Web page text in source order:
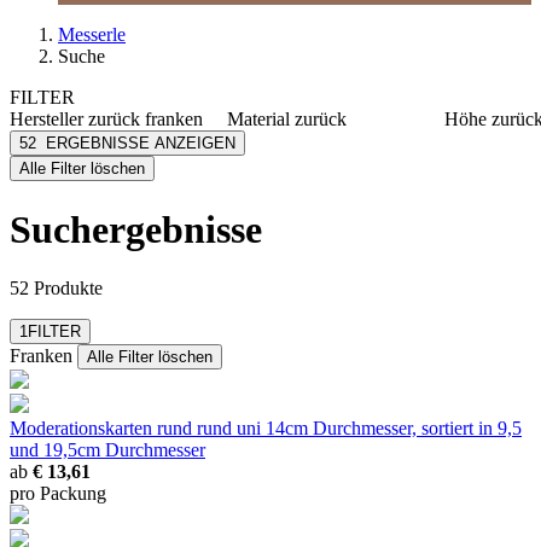
Messerle
Suche
FILTER
Herstellerzurück franken
Franken
[e] one
3M
mehr anzeigen
Material zurück
Filz
Höhe
52
ERGEBNISSE ANZEIGEN
Alle Filter löschen
Suchergebnisse
52 Produkte
1FILTER
Franken Alle Filter löschen
Moderationskarten rund rund uni 14cm Durchmesser, sortiert in 9,5
und 19,5cm Durchmesser
ab € 13,61
pro Packung